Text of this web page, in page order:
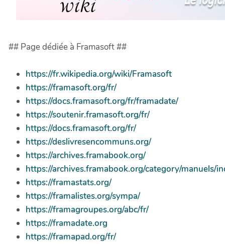
## Page dédiée à Framasoft ##
https://fr.wikipedia.org/wiki/Framasoft
https://framasoft.org/fr/
https://docs.framasoft.org/fr/framadate/
https://soutenir.framasoft.org/fr/
https://docs.framasoft.org/fr/
https://deslivresencommuns.org/
https://archives.framabook.org/
https://archives.framabook.org/category/manuels/
https://framastats.org/
https://framalistes.org/sympa/
https://framagroupes.org/abc/fr/
https://framadate.org
https://framapad.org/fr/